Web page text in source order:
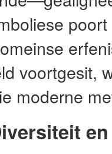
voortgesit,
moderne